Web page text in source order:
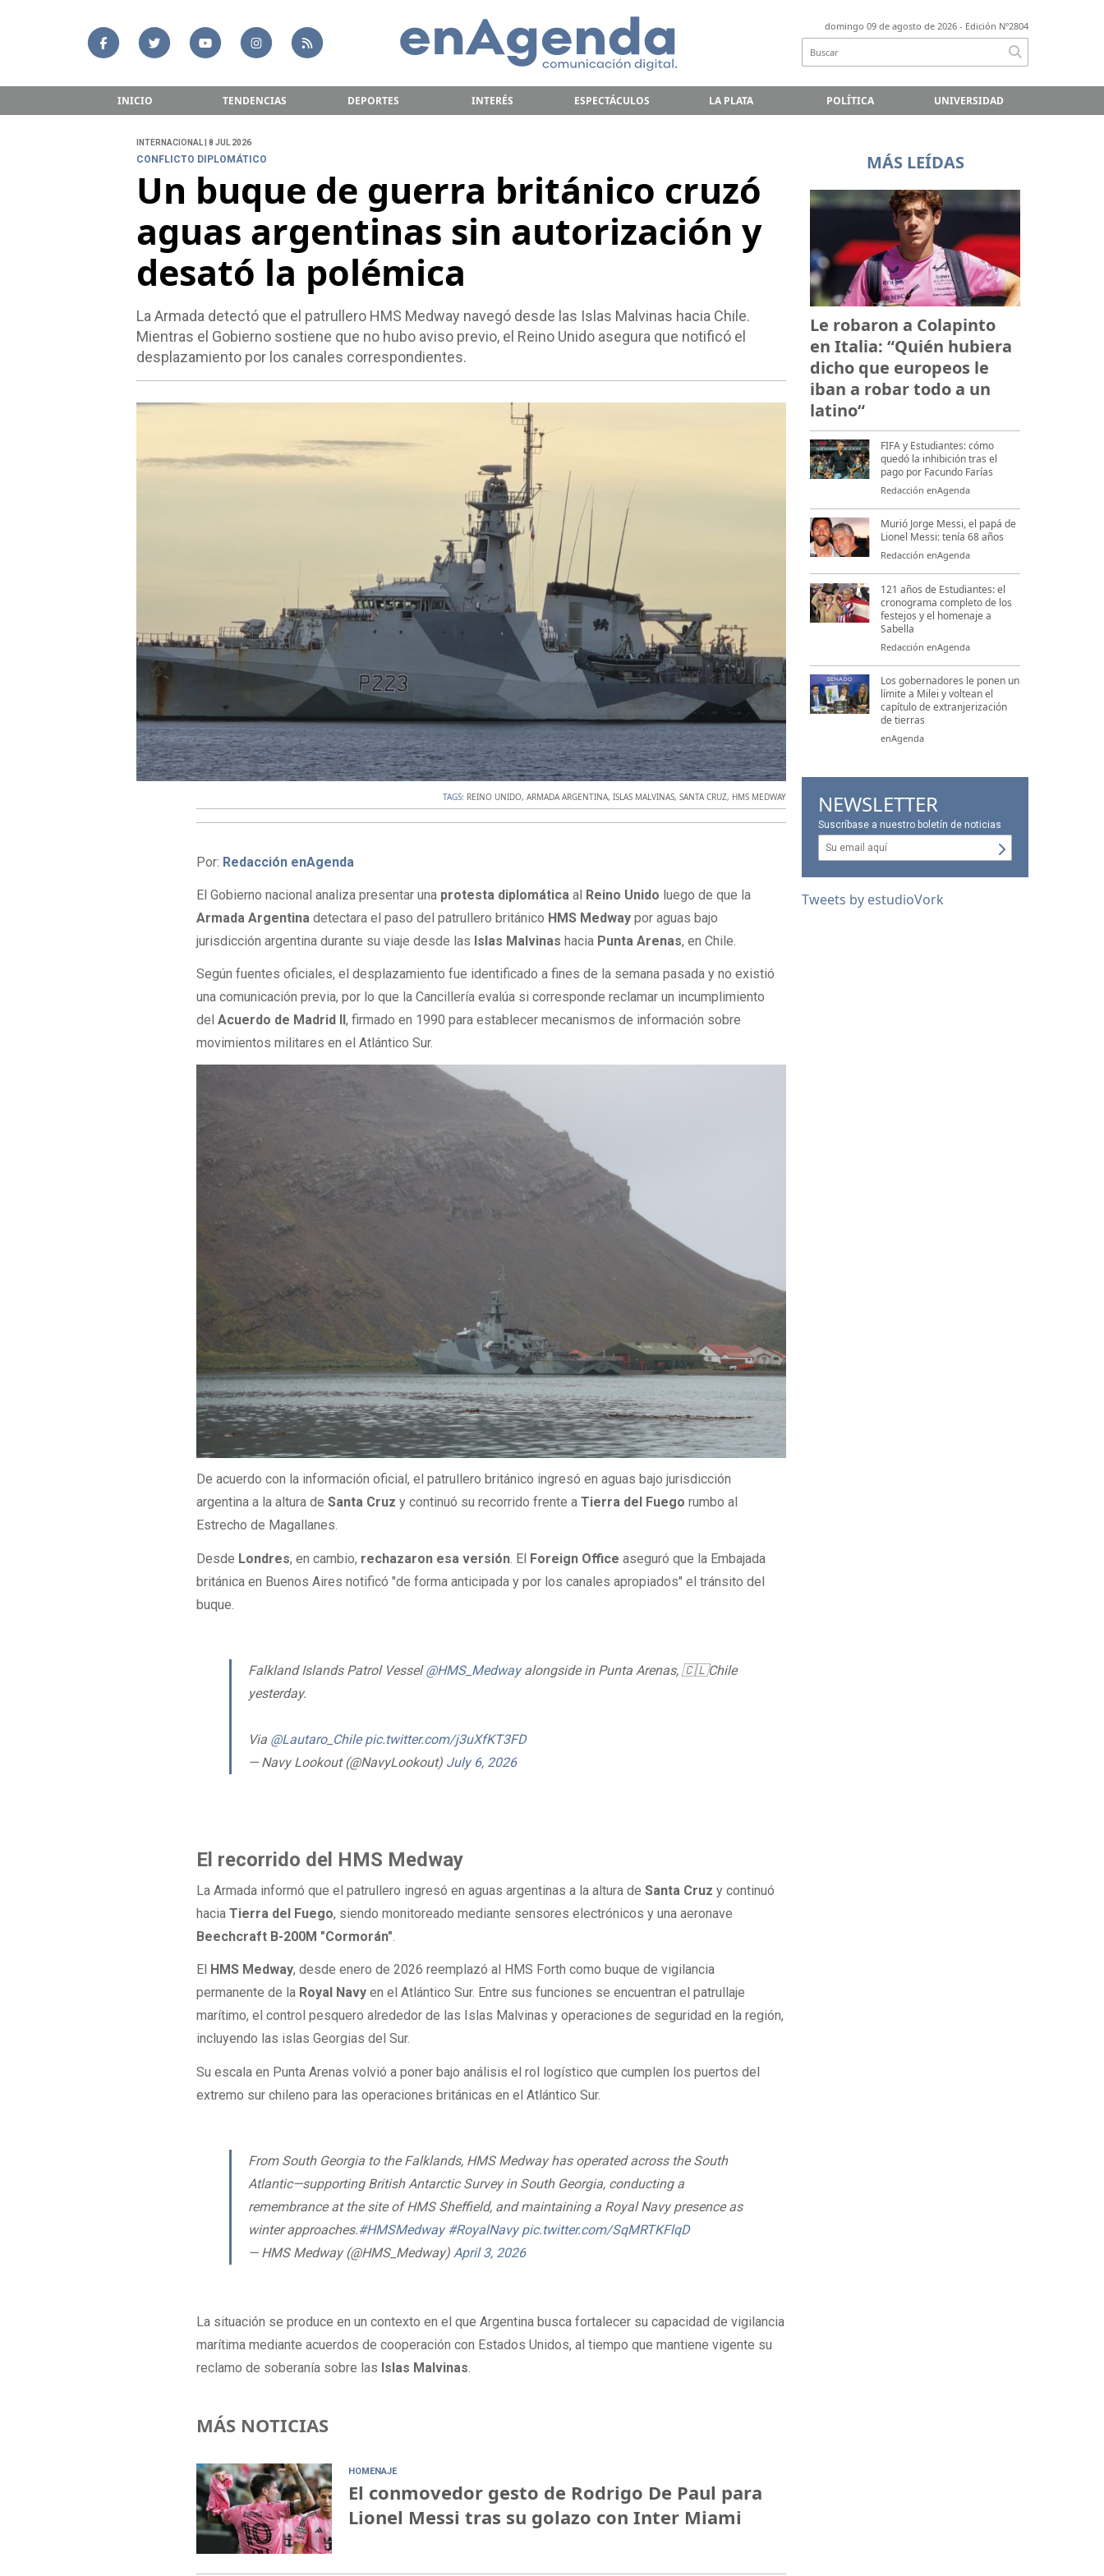
domingo 09 de agosto de 2026 - Edición Nº2804
INICIO TENDENCIAS DEPORTES INTERÉS ESPECTÁCULOS LA PLATA POLÍTICA UNIVERSIDAD
INTERNACIONAL | 8 JUL 2026
CONFLICTO DIPLOMÁTICO
Un buque de guerra británico cruzó
aguas argentinas sin autorización y
desató la polémica
La Armada detectó que el patrullero HMS Medway navegó desde las Islas Malvinas hacia Chile.
Mientras el Gobierno sostiene que no hubo aviso previo, el Reino Unido asegura que notificó el
desplazamiento por los canales correspondientes.
TAGS: REINO UNIDO,ARMADA ARGENTINA,ISLAS MALVINAS,SANTA CRUZ, HMS MEDWAY
Por: Redacción enAgenda
El Gobierno nacional analiza presentar una protesta diplomáticaal Reino Unido luego de que la
Armada Argentina detectara el paso del patrullero británico HMS Medway por aguas bajo
jurisdicción argentina durante su viaje desde las Islas Malvinas hacia Punta Arenas, en Chile.
Según fuentes oficiales, el desplazamiento fue identificado a fines de la semana pasada y no existió
una comunicación previa, por lo que la Cancillería evalúa si corresponde reclamar un incumplimiento
delAcuerdo de Madrid II, firmado en 1990 para establecer mecanismos de información sobre
movimientos militares en el Atlántico Sur.
De acuerdo con la información oficial, el patrullero británico ingresó en aguas bajo jurisdicción
argentina a la altura deSanta Cruz y continuó su recorrido frente aTierra del Fuego rumbo al
Estrecho de Magallanes.
Desde Londres, en cambio, rechazaron esa versión . El Foreign Office aseguró que la Embajada
británica en Buenos Aires notificó "de forma anticipada y por los canales apropiados" el tránsito del
buque.
Falkland Islands Patrol Vessel@HMS_Medwayalongside in Punta Arenas, 🇨🇱Chile
yesterday.
Via @Lautaro_Chile pic.twitter.com/j3uXfKT3FD
— Navy Lookout (@NavyLookout) July 6, 2026
El recorrido del HMS Medway
La Armada informó que el patrullero ingresó en aguas argentinas a la altura deSanta Cruz y continuó
haciaTierra del Fuego, siendo monitoreado mediante sensores electrónicos y una aeronave
Beechcraft B-200M "Cormorán".
El HMS Medway, desde enero de 2026 reemplazó al HMS Forth como buque de vigilancia
permanente de la Royal Navy en el Atlántico Sur. Entre sus funciones se encuentran el patrullaje
marítimo, el control pesquero alrededor de las Islas Malvinas y operaciones de seguridad en la región,
incluyendo las islas Georgias del Sur.
Su escala en Punta Arenas volvió a poner bajo análisis el rol logístico que cumplen los puertos del
extremo sur chileno para las operaciones británicas en el Atlántico Sur.
From South Georgia to the Falklands, HMS Medway has operated across the South
Atlantic—supporting British Antarctic Survey in South Georgia, conducting a
remembrance at the site of HMS Sheffield, and maintaining a Royal Navy presence as
winter approaches.#HMSMedway #RoyalNavy pic.twitter.com/SqMRTKFlqD
— HMS Medway (@HMS_Medway)April 3, 2026
La situación se produce en un contexto en el que Argentina busca fortalecer su capacidad de vigilancia
marítima mediante acuerdos de cooperación con Estados Unidos, al tiempo que mantiene vigente su
reclamo de soberanía sobre las Islas Malvinas.
MÁS NOTICIAS
HOMENAJE
El conmovedor gesto de Rodrigo De Paul para
Lionel Messi tras su golazo con Inter Miami
MÁS LEÍDAS
Le robaron a Colapinto
en Italia: “Quién hubiera
dicho que europeos le
iban a robar todo a un
latino“
FIFA y Estudiantes: cómo
quedó la inhibición tras el
pago por Facundo Farías
Redacción enAgenda
Murió Jorge Messi, el papá de
Lionel Messi: tenía 68 años
Redacción enAgenda
121 años de Estudiantes: el
cronograma completo de los
festejos y el homenaje a
Sabella
Redacción enAgenda
Los gobernadores le ponen un
límite a Milei y voltean el
capítulo de extranjerización
de tierras
enAgenda
NEWSLETTER
Suscríbase a nuestro boletín de noticias
Tweets by estudioVork